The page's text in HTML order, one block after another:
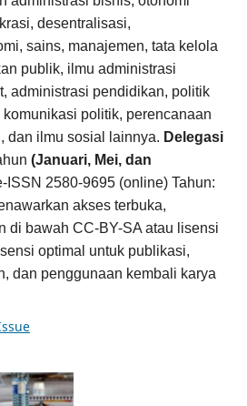
desentralisasi,
sains, manajemen, tata kelola
publik, ilmu administrasi
administrasi pendidikan, politik
politik, perencanaan
dan ilmu sosial lainnya. Delegasi
(Januari, Mei, dan
ISSN 2580-9695 (online) Tahun:
akses terbuka,
di bawah CC-BY-SA atau lisensi
optimal untuk publikasi,
dan penggunaan kembali karya